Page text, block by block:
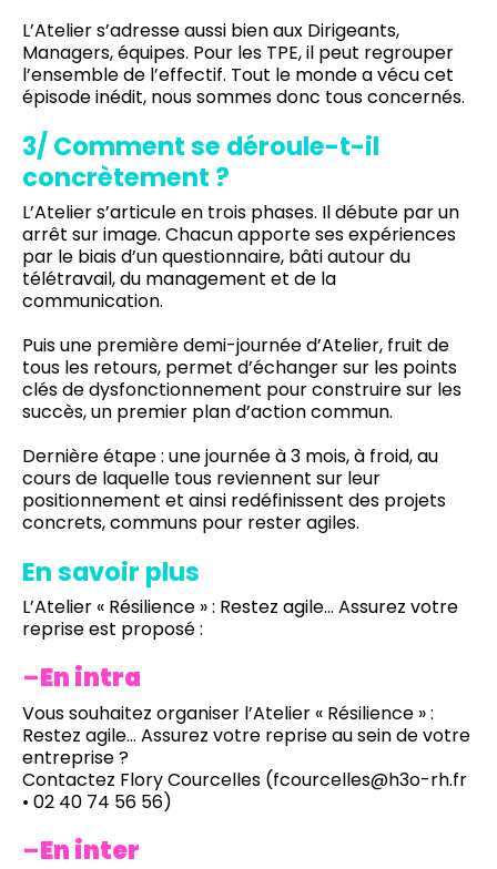
L’Atelier s’adresse aussi bien aux Dirigeants,
Managers, équipes. Pour les TPE, il peut regrouper
l’ensemble de l’effectif. Tout le monde a vécu cet
épisode inédit, nous sommes donc tous concernés.
3/ Comment se déroule-t-il
concrètement ?
L’Atelier s’articule en trois phases. Il débute par un
arrêt sur image. Chacun apporte ses expériences
par le biais d’un questionnaire, bâti autour du
télétravail, du management et de la
communication.
Puis une première demi-journée d’Atelier, fruit de
tous les retours, permet d’échanger sur les points
clés de dysfonctionnement pour construire sur les
succès, un premier plan d’action commun.
Dernière étape : une journée à 3 mois, à froid, au
cours de laquelle tous reviennent sur leur
positionnement et ainsi redéfinissent des projets
concrets, communs pour rester agiles.
En savoir plus
L’Atelier « Résilience » : Restez agile… Assurez votre
reprise est proposé :
–En intra
Vous souhaitez organiser l’Atelier « Résilience » :
Restez agile… Assurez votre reprise au sein de votre
entreprise ?
Contactez Flory Courcelles (fcourcelles@h3o-rh.fr
• 02 40 74 56 56)
–En inter